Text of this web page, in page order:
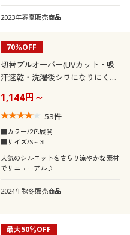
2023年春夏販売商品
70％OFF
切替プルオーバー(UVカット・吸
汗速乾・洗濯後シワになりにく
1,144円～
53件
■カラー/2色展開
■サイズ/S～3L
人気のシルエットをさらり涼やかな素材
でリニューアル♪
2024年秋冬販売商品
最大50％OFF